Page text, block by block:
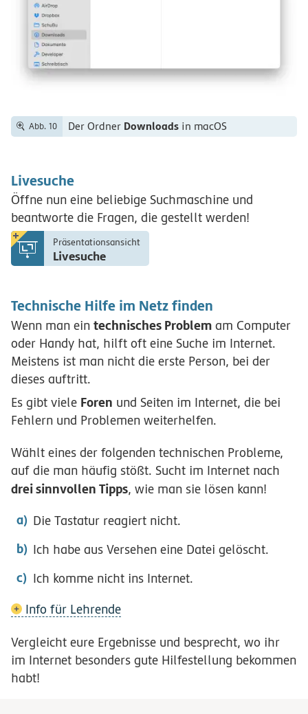
Abb. 10 Der Ordner Downloadsin macOS
Livesuche
Öffne nun eine beliebige Suchmaschine und
beantworte die Fragen, die gestellt werden!
Präsentationsansicht
Livesuche
Technische Hilfe im Netz finden
Wenn man ein technisches Problem am Computer
oder Handy hat, hilft oft eine Suche im Internet.
Meistens ist man nicht die erste Person, bei der
dieses auftritt.
Es gibt viele Foren und Seiten im Internet, die bei
Fehlern und Problemen weiterhelfen.
Wählt eines der folgenden technischen Probleme,
auf die man häufig stößt. Sucht im Internet nach
drei sinnvollen Tipps, wie man sie lösen kann!
Die Tastatur reagiert nicht.
Ich habe aus Versehen eine Datei gelöscht.
Ich komme nicht ins Internet.
Info für Lehrende
Vergleicht eure Ergebnisse und besprecht, wo ihr
im Internet besonders gute Hilfestellung bekommen
habt!